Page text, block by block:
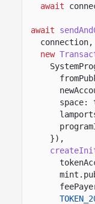
await
await
connection,
new
space:
}),